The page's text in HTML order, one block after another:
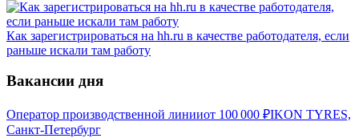
Как зарегистрироваться на hh.ru в качестве работодателя, если
раньше искали там работу
Вакансии дня
Оператор производственной линииот 100 000 ₽IKON TYRES,
Санкт-Петербург